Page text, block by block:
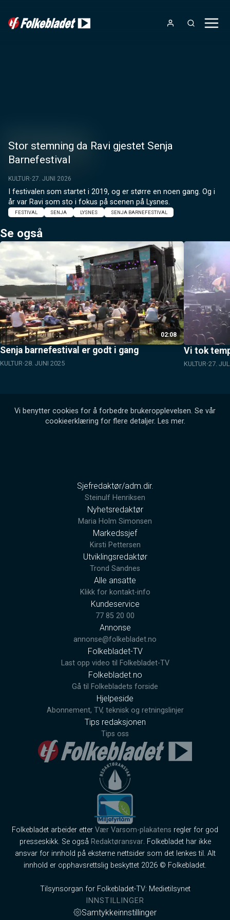
Stor stemning da Ravi gjestet Senja
Barnefestival
KULTUR 27. JUNI 2026
I festivalen som startet i 2019, og er større en noen gang. Og i
år var Ravi som sto i fokus på scenen på Lysnes.
FESTIVAL SENJA LYSNES SENJA BARNEFESTIVAL
Se også
02:08
Senja barnefestival er godt i gang
KULTUR 28. JUNI 2025
Vi tok
KULTUR 27.
Vi benytter cookies for å forbedre brukeropplevelsen. Se vår
cookieerklæring for flere detaljer. Les mer.
Sjefredaktør/adm.dir.
Steinulf Henriksen
Nyhetsredaktør
Maria Holm Simonsen
Markedssjef
Kirsti Pettersen
Utviklingsredaktør
Trond Sandnes
Alle ansatte
Klikk for kontakt-info
Kundeservice
77 85 20 00
Annonse
annonse@folkebladet.no
Folkebladet-TV
Last opp video til Folkebladet-TV
Folkebladet.no
Gå til Folkebladets forside
Hjelpeside
Abonnement, TV, teknisk og retningslinjer
Tips redaksjonen
Tips oss
Folkebladet arbeider etter Vær Varsom-plakatens regler for god
presseskikk. Se også Redaktøransvar. Folkebladet har ikke
ansvar for innhold på eksterne nettsider som det lenkes til. Alt
innhold er opphavsrettslig beskyttet 2026 © Folkebladet.
Tilsynsorgan for Folkebladet-TV: Medietilsynet
INNSTILLINGER
Samtykkeinnstillinger